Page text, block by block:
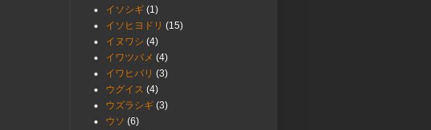
イソシギ (1)
イソヒヨドリ (15)
イヌワシ (4)
イワツバメ (4)
イワヒバリ (3)
ウグイス (4)
ウズラシギ (3)
ウソ (6)